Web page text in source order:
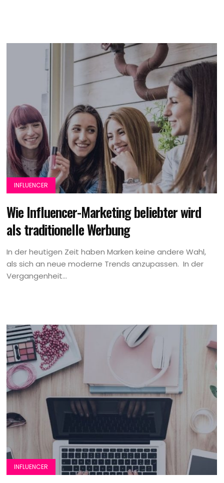
INFLUENCER
Wie Influencer-Marketing beliebter wird
als traditionelle Werbung
In der heutigen Zeit haben Marken keine andere Wahl,
als sich an neue moderne Trends anzupassen. In der
Vergangenheit...
INFLUENCER